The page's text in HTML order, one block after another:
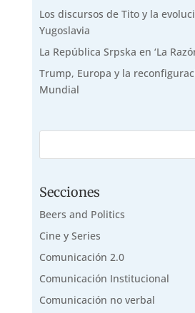
Los discursos de Tito y la
Yugoslavia
La República Srpska en ‘La
Trump, Europa y la
Mundial
Secciones
Beers and Politics
Cine y Series
Comunicación 2.0
Comunicación Institucional
Comunicación no verbal